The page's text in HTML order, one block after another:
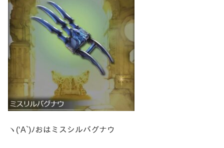
ヽ(‘A`)ﾉおはミスシルバグナウ